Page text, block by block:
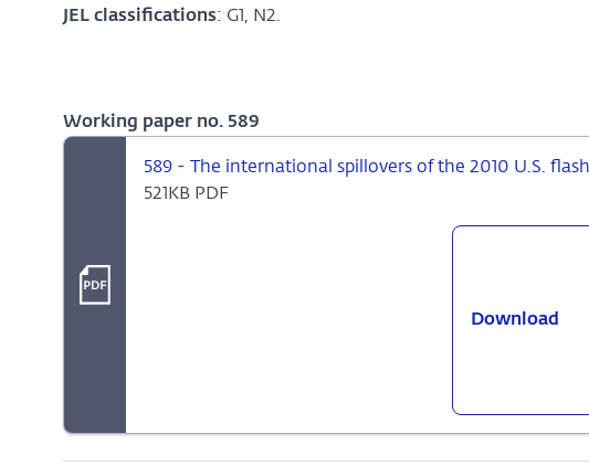
JEL classifications: G1, N2.
Working paper no. 589
589 - The international spillovers of the 2010 U.S.
521KB PDF
Download